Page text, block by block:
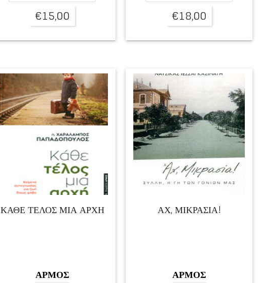
€15,00 €18,00
ΚΑΘΕ ΤΕΛΟΣ ΜΙΑ ΑΡΧΗ
ΑΡΜΟΣ
ΑΧ, ΜΙΚΡΑΣΙΑ!
ΑΡΜΟΣ